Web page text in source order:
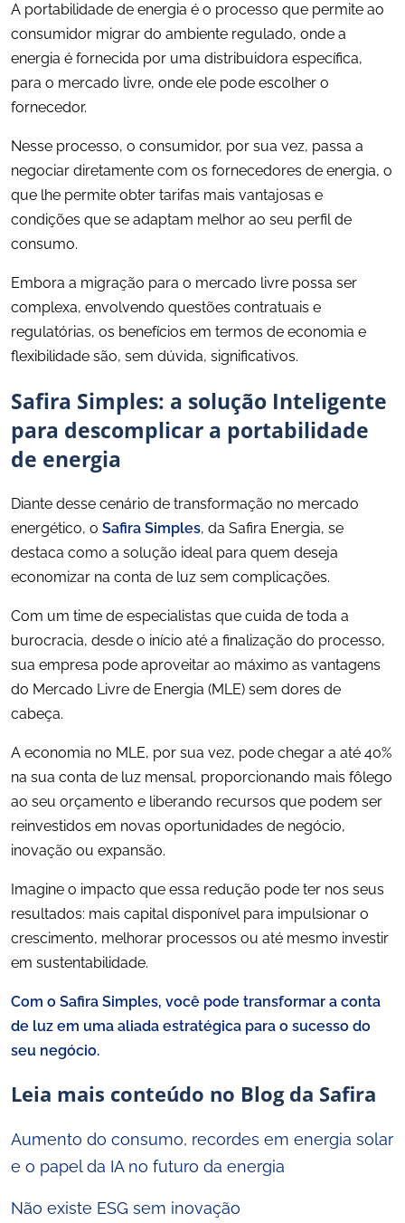
A portabilidade de energia é o processo que permite ao
consumidor migrar do ambiente regulado, onde a
energia é fornecida por uma distribuidora específica,
para o mercado livre, onde ele pode escolher o
fornecedor.
Nesse processo, o consumidor, por sua vez, passa a
negociar diretamente com os fornecedores de energia, o
que lhe permite obter tarifas mais vantajosas e
condições que se adaptam melhor ao seu perfil de
consumo.
Embora a migração para o mercado livre possa ser
complexa, envolvendo questões contratuais e
regulatórias, os benefícios em termos de economia e
flexibilidade são, sem dúvida, significativos.
Safira Simples: a solução Inteligente
para descomplicar a portabilidade
de energia
Diante desse cenário de transformação no mercado
energético, o Safira Simples, da Safira Energia, se
destaca como a solução ideal para quem deseja
economizar na conta de luz sem complicações.
Com um time de especialistas que cuida de toda a
burocracia, desde o início até a finalização do processo,
sua empresa pode aproveitar ao máximo as vantagens
do Mercado Livre de Energia (MLE) sem dores de
cabeça.
A economia no MLE, por sua vez, pode chegar a até 40%
na sua conta de luz mensal, proporcionando mais fôlego
ao seu orçamento e liberando recursos que podem ser
reinvestidos em novas oportunidades de negócio,
inovação ou expansão.
Imagine o impacto que essa redução pode ter nos seus
resultados: mais capital disponível para impulsionar o
crescimento, melhorar processos ou até mesmo investir
em sustentabilidade.
Com o Safira Simples, você pode transformar a conta
de luz em uma aliada estratégica para o sucesso do
seu negócio.
Leia mais conteúdo no Blog da Safira
Aumento do consumo, recordes em energia solar
e o papel da IA no futuro da energia
Não existe ESG sem inovação